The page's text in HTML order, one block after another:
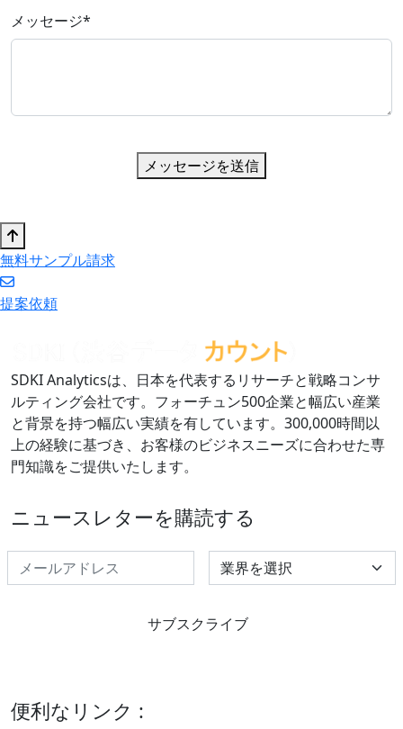
メッセージ*
メッセージを送信
無料サンプル請求
提案依頼
SDKI Analyticsは、日本を代表するリサーチと戦略コンサ
ルティング会社です。フォーチュン500企業と幅広い産業
と背景を持つ幅広い実績を有しています。300,000時間以
上の経験に基づき、お客様のビジネスニーズに合わせた専
門知識をご提供いたします。
ニュースレターを購読する
Select Industry
サブスクライブ
便利なリンク :